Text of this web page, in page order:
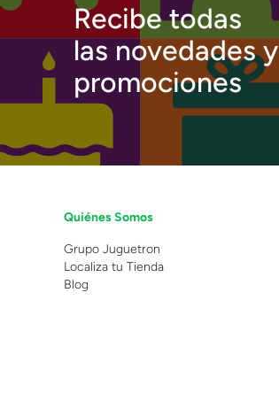
Recibe todas
las novedades y
promociones
Quiénes Somos
Grupo Juguetron
Localiza tu Tienda
Blog